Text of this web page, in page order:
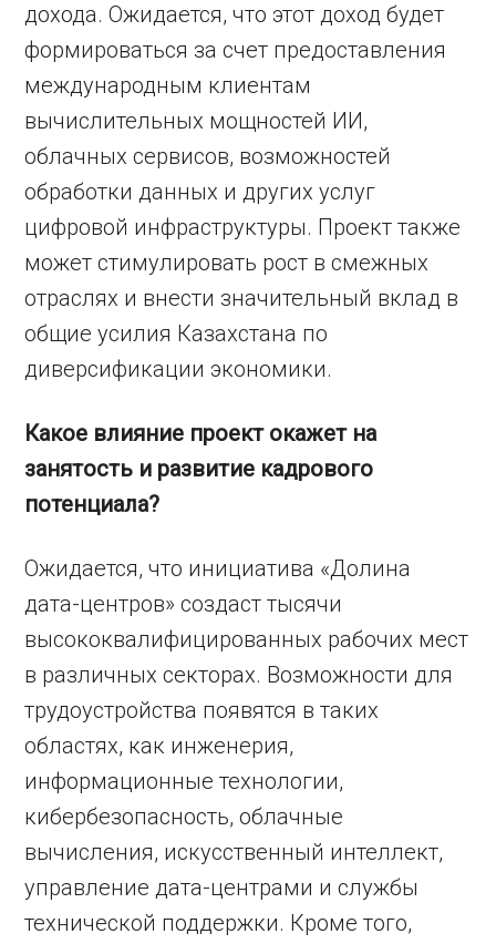
дохода. Ожидается, что этот доход будет
формироваться за счет предоставления
международным клиентам
вычислительных мощностей ИИ,
облачных сервисов, возможностей
обработки данных и других услуг
цифровой инфраструктуры. Проект также
может стимулировать рост в смежных
отраслях и внести значительный вклад в
общие усилия Казахстана по
диверсификации экономики.
Какое влияние проект окажет на
занятость и развитие кадрового
потенциала?
Ожидается, что инициатива «Долина
дата-центров» создаст тысячи
высококвалифицированных рабочих мест
в различных секторах. Возможности для
трудоустройства появятся в таких
областях, как инженерия,
информационные технологии,
кибербезопасность, облачные
вычисления, искусственный интеллект,
управление дата-центрами и службы
технической поддержки. Кроме того,